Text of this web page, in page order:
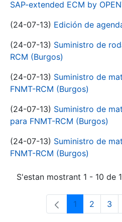
SAP-extended ECM by
(24-07-13) Edición de
(24-07-13) Suministro de
RCM (Burgos)
(24-07-13) Suministro de
FNMT-RCM (Burgos)
(24-07-13) Suministro de
para FNMT-RCM (Burgos)
(24-07-13) Suministro de
FNMT-RCM (Burgos)
S'estan mostrant 1 - 10 de
Pàgina
1 Pàgina
2 3